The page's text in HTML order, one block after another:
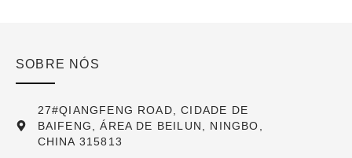
SOBRE NÓS
27#QIANGFENG ROAD, CIDADE DE
BAIFENG, ÁREA DE BEILUN, NINGBO,
CHINA 315813